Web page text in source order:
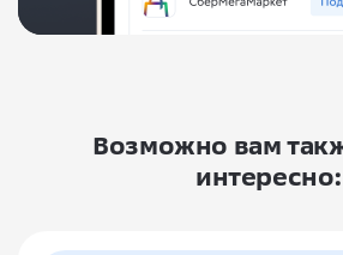
Возможно вам
интересно: